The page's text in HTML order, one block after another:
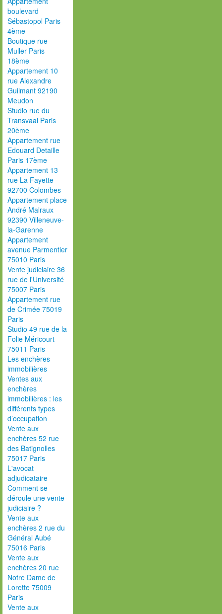
boulevard
Sébastopol Paris
4ème
Boutique rue
Muller Paris
18ème
Appartement 10
rue Alexandre
Guilmant 92190
Meudon
Studio rue du
Transvaal Paris
20ème
Appartement rue
Edouard Detaille
Paris 17ème
Appartement 13
rue La Fayette
92700 Colombes
Appartement place
André Malraux
92390 Villeneuve-
la-Garenne
Appartement
avenue Parmentier
75010 Paris
Vente judiciaire 36
rue de l'Université
75007 Paris
Appartement rue
de Crimée 75019
Paris
Studio 49 rue de la
Folie Méricourt
75011 Paris
Les enchères
immobilières
Ventes aux
enchères
immobilières : les
différents types
d’occupation
Vente aux
enchères 52 rue
des Batignolles
75017 Paris
L'avocat
adjudicataire
Comment se
déroule une vente
judiciaire ?
Vente aux
enchères 2 rue du
Général Aubé
75016 Paris
Vente aux
enchères 20 rue
Notre Dame de
Lorette 75009
Paris
Vente aux